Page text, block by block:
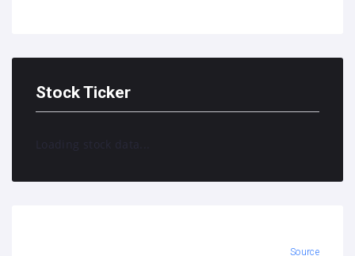
Stock Ticker
Loading stock data...
Source